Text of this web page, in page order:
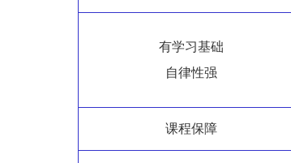
有学习基础
自律性强
课程保障